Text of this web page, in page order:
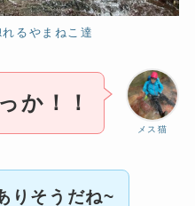
るやまねこ達
メス猫
か！！
りそうだね~